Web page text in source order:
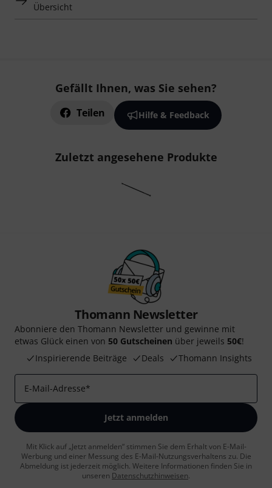
Übersicht
Gefällt Ihnen, was Sie sehen?
Teilen Hilfe & Feedback
Zuletzt angesehene Produkte
Thomann Newsletter
Abonniere den Thomann Newsletter und gewinne mit
etwas Glück einen von 50 Gutscheinen über jeweils 50€!
Inspirierende Beiträge
Deals Thomann Insights
E-Mail-Adresse*
Jetzt anmelden
Mit Klick auf „Jetzt anmelden“ stimmen Sie dem Erhalt von E-Mail-
Werbung und einer Messung des E-Mail-Nutzungsverhaltens zu. Die
Abmeldung ist jederzeit möglich. Weitere Informationen finden Sie in
unseren Datenschutzhinweisen.